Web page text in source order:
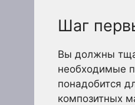
Шаг
Вы должны
необходимые
понадобится
композитных